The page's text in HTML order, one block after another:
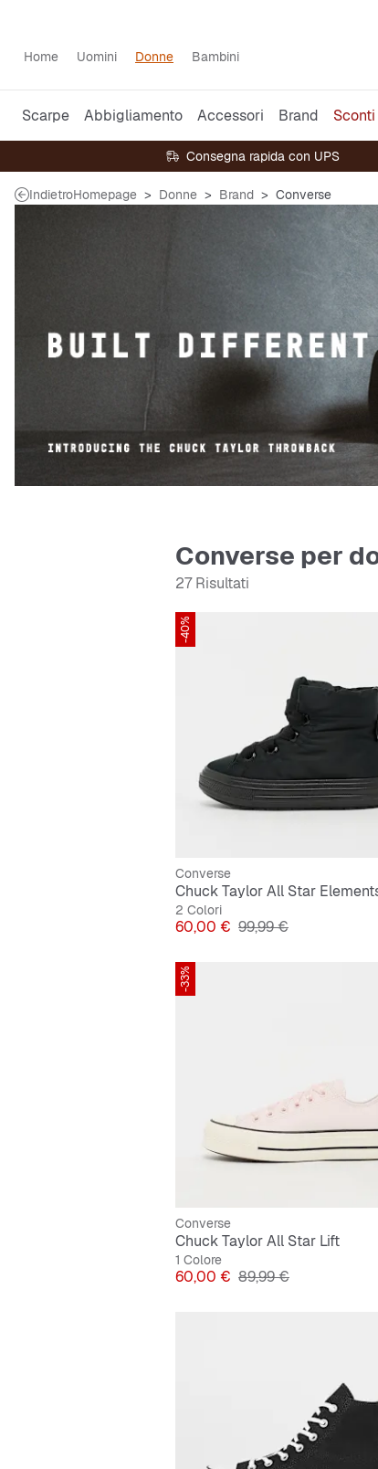
Home Uomini Donne Bambini
Scarpe Abbigliamento Accessori Brand Sconti
Consegna rapida con UPS
IndietroHomepage Donne Brand Converse
Converse per
27 Risultati
-40%
Converse
Chuck Taylor All Star
2 Colori
Prezzo
60,00 € Prezzo originale
99,99 €
-33%
Converse
Chuck Taylor All Star Lift
1 Colore
Prezzo
60,00 € Prezzo originale
89,99 €